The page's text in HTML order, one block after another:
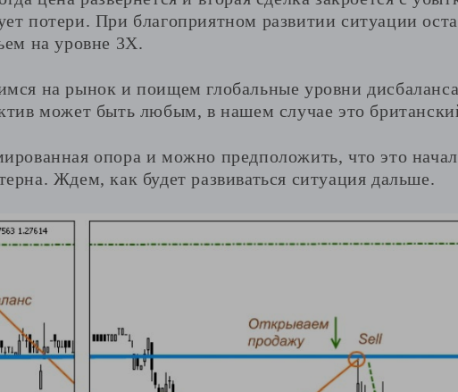
потери. При благоприятном развитии ситуации
на уровне 3Х.
на рынок и поищем глобальные уровни
может быть любым, в нашем случае это
опора и можно предположить, что это
Ждем, как будет развиваться ситуация дальше.